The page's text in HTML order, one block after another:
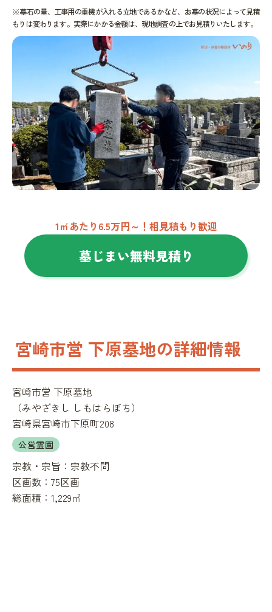
※墓石の量、工事用の重機が入れる立地であるかなど、お墓の状況によって見積
もりは変わります。実際にかかる金額は、現地調査の上でお見積りいたします。
1㎡あたり6.5万円～！相見積もり歓迎
墓じまい無料見積り
宮崎市営 下原墓地の詳細情報
宮崎市営 下原墓地
（みやざきし しもはらぼち）
宮崎県宮崎市下原町208
公営霊園
宗教・宗旨： 宗教不問
区画数： 75区画
総面積： 1,229㎡